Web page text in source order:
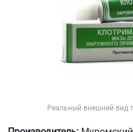
Реальный внешний вид